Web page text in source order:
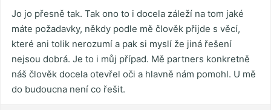
Jo jo přesně tak. Tak ono to i docela záleží na tom jaké
máte požadavky, někdy podle mě člověk přijde s věcí,
které ani tolik nerozumí a pak si myslí že jiná řešení
nejsou dobrá. Je to i můj případ. Mě partners konkretně
náš člověk docela otevřel oči a hlavně nám pomohl. U mě
do budoucna není co řešit.